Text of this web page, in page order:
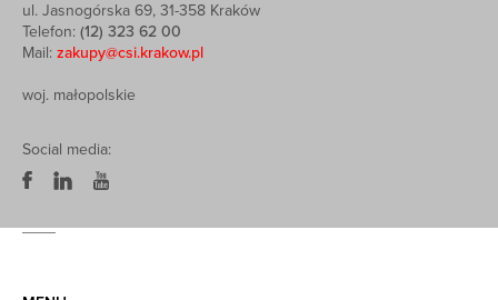
ul. Jasnogórska 69, 31-358 Kraków
Telefon: (12) 323 62 00
Mail: zakupy@csi.krakow.pl
woj. małopolskie
Social media: